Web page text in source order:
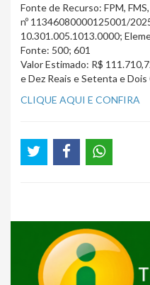
Fonte de Recurso: FPM,
nº 11346080000125001/
10.301.005.1013.0000;
Fonte: 500; 601
Valor Estimado: R$
e Dez Reais e Setenta e
CLIQUE AQUI E CONFIRA